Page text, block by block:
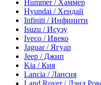
Hummer / Хаммер
Hyundai / Хендай
Infiniti / Инфинити
Isuzu / Исузу
Iveco / Ивеко
Jaguar / Ягуар
Jeep / Джип
Kia / Кия
Lancia / Лансия